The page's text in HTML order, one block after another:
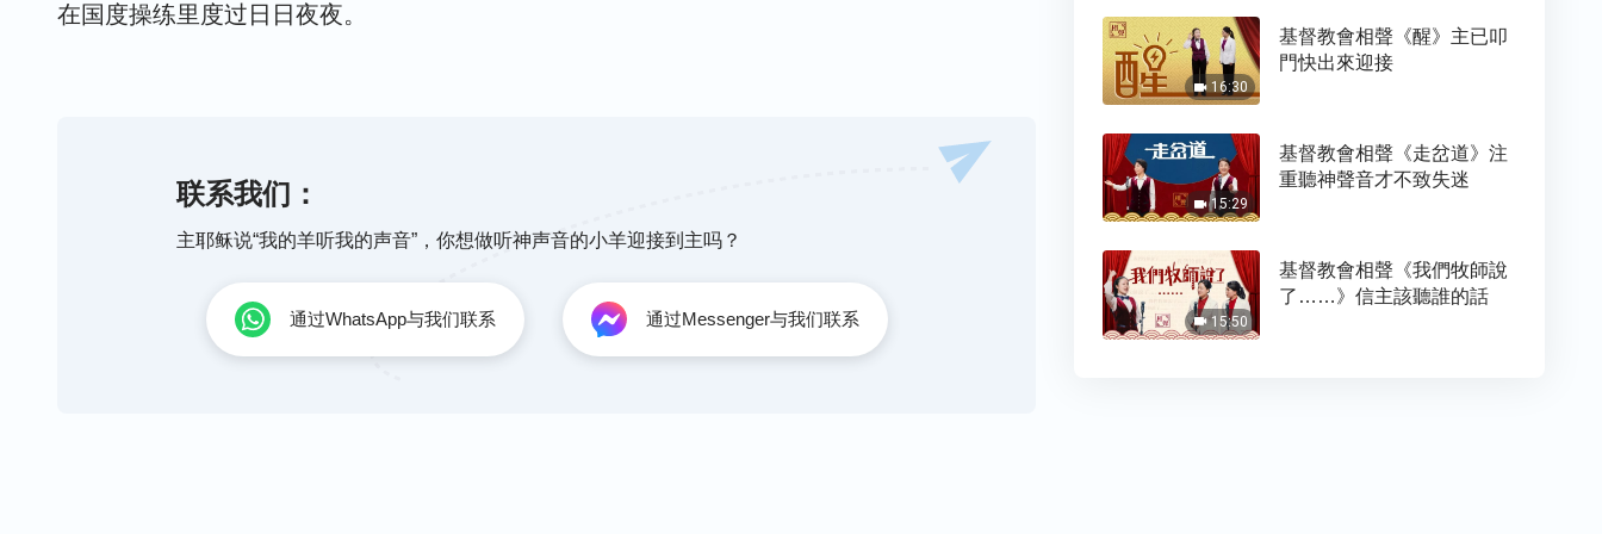
在国度操练里度过日日夜夜。
多少次忧伤流泪，悲痛欲绝，
又有多少次陷入撒但的网罗，
但神你却从来没有离开我，
联系我们：
主耶稣说“我的羊听我的声音”，你想做听神声音的小羊迎接到主吗？
通过WhatsApp与我们联系 通过Messenger与我们联系
16:30
基督教會相聲《醒》主已叩
門快出來迎接
15:29
基督教會相聲《走岔道》注
重聽神聲音才不致失迷
15:50
基督教會相聲《我們牧師說
了……》信主該聽誰的話